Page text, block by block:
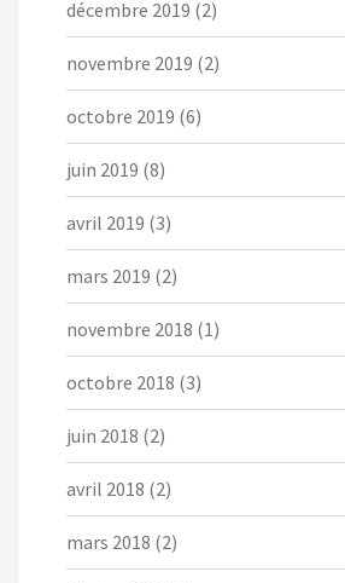
décembre 2019 (2)
novembre 2019 (2)
octobre 2019 (6)
juin 2019 (8)
avril 2019 (3)
mars 2019 (2)
novembre 2018 (1)
octobre 2018 (3)
juin 2018 (2)
avril 2018 (2)
mars 2018 (2)